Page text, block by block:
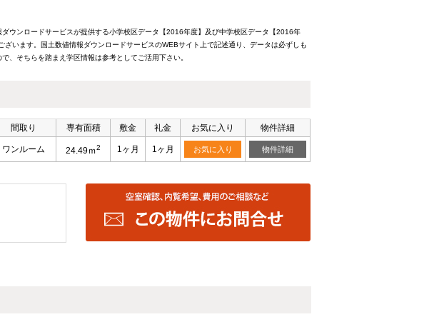
ウンロードサービスが提供する小学校区データ【2016年度】及び中学校区データ【2016年
います。国土数値情報ダウンロードサービスのWEBサイト上で記述通り、データは必ずしも
、そちらを踏まえ学区情報は参考としてご活用下さい。
間取り 専有面積 敷金 礼金 お気に入り 物件詳細
ワンルーム 24.49ｍ2 1ヶ月 1ヶ月 お気に入り 物件詳細